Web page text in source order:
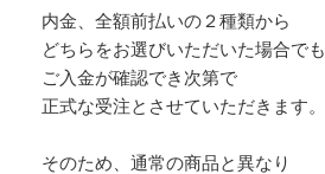
内金、全額前払いの２種類から
どちらをお選びいただいた場合でも
ご入金が確認でき次第で
正式な受注とさせていただきます。
そのため、通常の商品と異なり